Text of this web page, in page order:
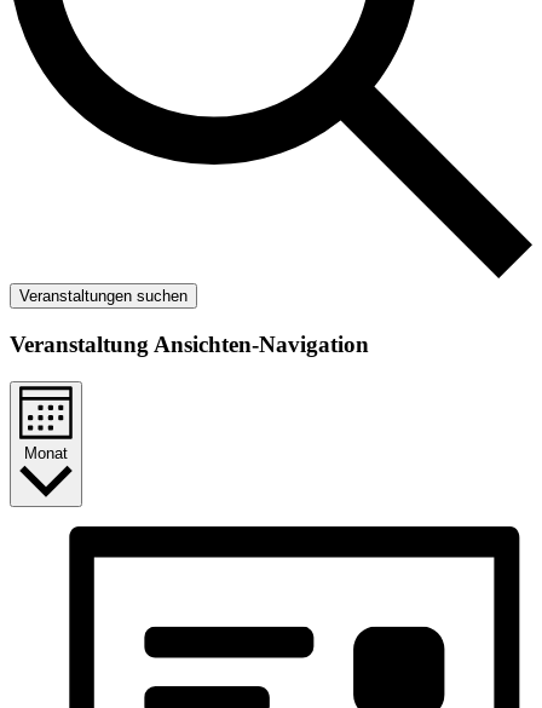
Veranstaltungen suchen
Veranstaltung Ansichten-Navigation
Monat